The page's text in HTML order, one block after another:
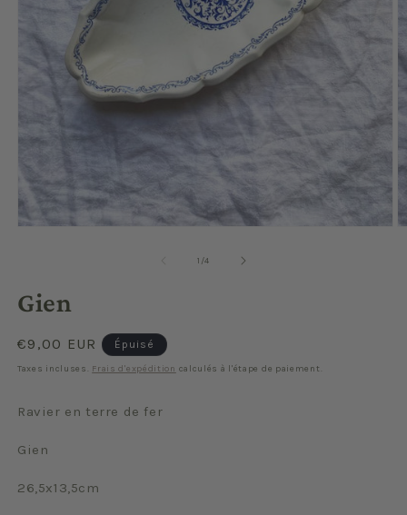
une
fenêtre
1 /de
4
Gien
Prix
habituel
€9,00 EUR Épuisé
Taxes incluses. Frais d'expédition calculés à l'étape de paiement.
Ravier en terre de fer
Gien
26,5x13,5cm